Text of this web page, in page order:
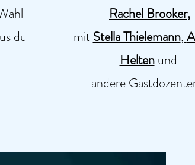
du
Rachel Brooker,
mitStella Thielemann,
Heltenund
andere